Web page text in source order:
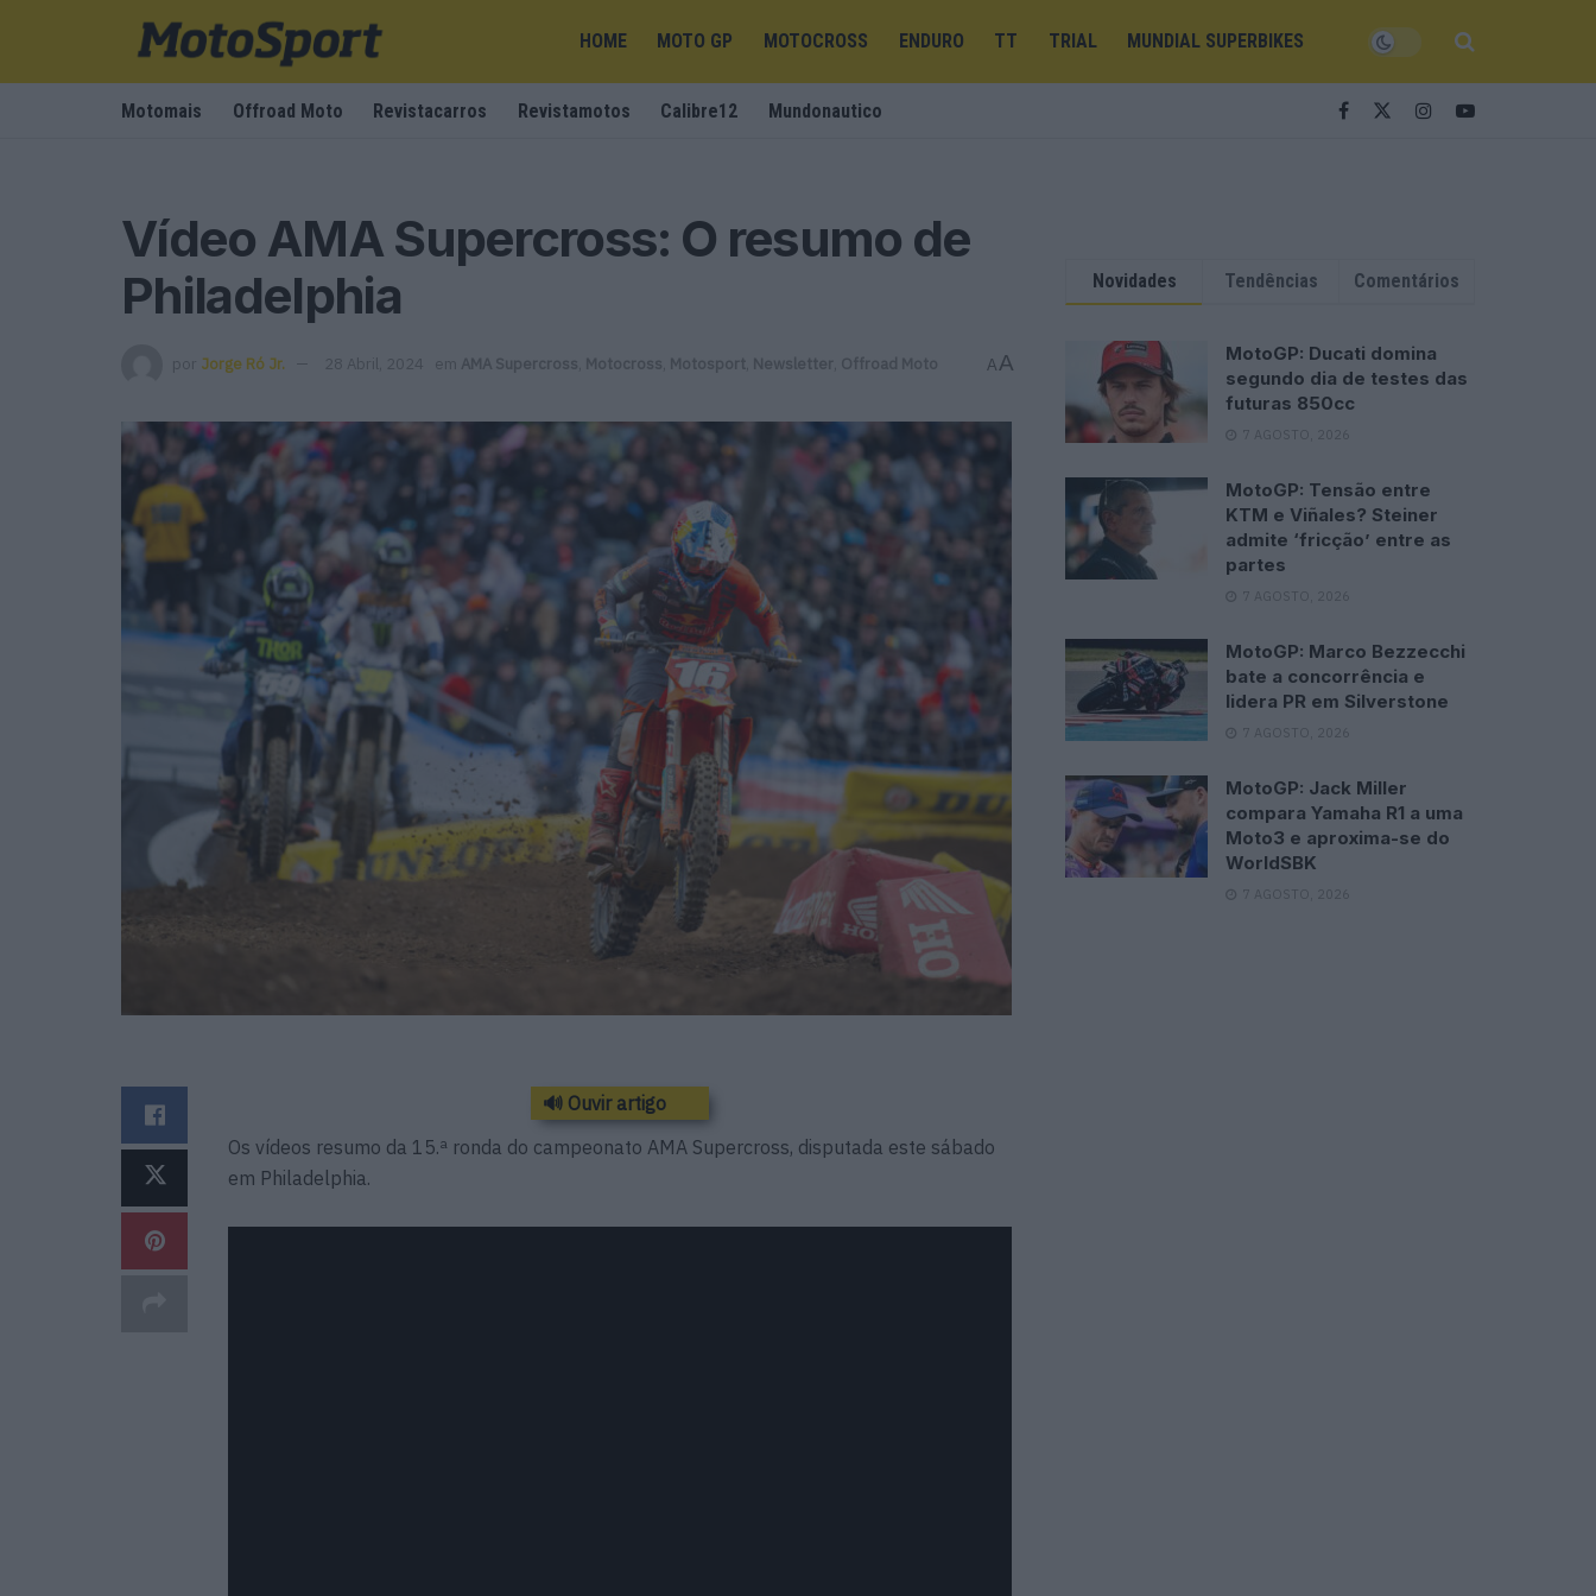
HOME MOTO GP MOTOCROSS ENDURO TT TRIAL MUNDIAL SUPERBIKES
Motomais Offroad Moto Revistacarros Revistamotos Calibre12 Mundonautico
Vídeo AMA Supercross: O resumo de
Philadelphia
por Jorge Ró Jr. 28 Abril, 2024 em AMA Supercross Motocross Motosport Newsletter Offroad Moto AA
🔊 Ouvir artigo
Os vídeos resumo da 15.ª ronda do campeonato AMA Supercross, disputada este sábado
em Philadelphia.
Novidades Tendências Comentários
MotoGP: Ducati domina
segundo dia de testes das
futuras 850cc
7 AGOSTO, 2026
MotoGP: Tensão entre
KTM e Viñales? Steiner
admite ‘fricção’ entre as
partes
7 AGOSTO, 2026
MotoGP: Marco Bezzecchi
bate a concorrência e
lidera PR em Silverstone
7 AGOSTO, 2026
MotoGP: Jack Miller
compara Yamaha R1 a uma
Moto3 e aproxima-se do
WorldSBK
7 AGOSTO, 2026